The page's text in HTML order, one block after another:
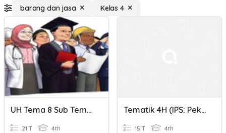
barang dan jasa Kelas 4
UH Tema 8 Sub Tema 3 (Pekerjaan Barang Dan Jasa)
21 T 4th
Tematik 4H (IPS: Pekerjaan Barang Dan Jasa)
15 T 4th